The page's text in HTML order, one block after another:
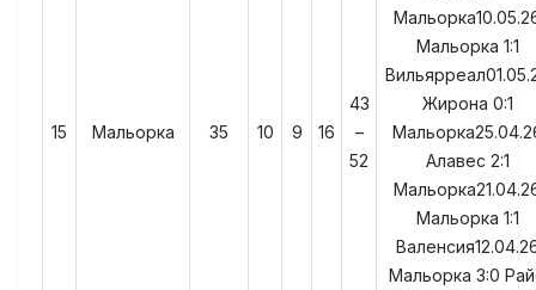
15 Мальорка 35 10 9 16
43
–
52
Мальорка 1:1
Жирона 0:1
Алавес 2:1
Мальорка 1:1
Мальорка 3:0